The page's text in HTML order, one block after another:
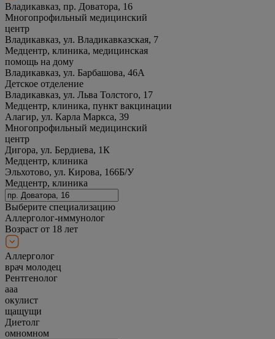
Владикавказ, пр. Доватора, 16
Многопрофильный медицинский
центр
Владикавказ, ул. Владикавказская, 7
Медцентр, клиника, медицинская
помощь на дому
Владикавказ, ул. Барбашова, 46А
Детское отделение
Владикавказ, ул. Льва Толстого, 17
Медцентр, клиника, пункт вакцинации
Алагир, ул. Карла Маркса, 39
Многопрофильный медицинский
центр
Дигора, ул. Бердиева, 1К
Медцентр, клиника
Эльхотово, ул. Кирова, 166Б/У
Медцентр, клиника
Выберите специализацию
Аллерголог-иммунолог
Возраст от 18 лет
Аллерголог
врач молодец
Рентгенолог
ааа
окулист
щащущи
Диетолг
омномном